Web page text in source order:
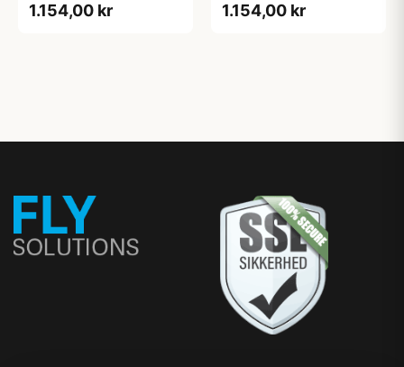
1.154,00 kr
m/eg ABS-kant
1.154,00 kr